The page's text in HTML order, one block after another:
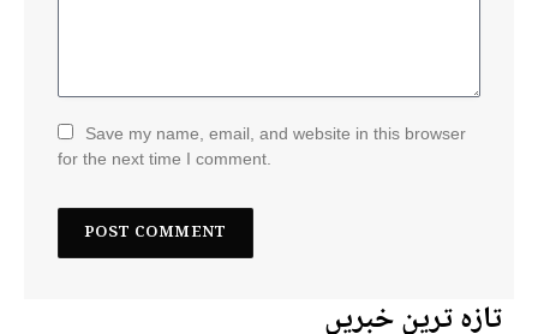
Save my name, email, and website in this browser
for the next time I comment.
تازہ ترین خبریں